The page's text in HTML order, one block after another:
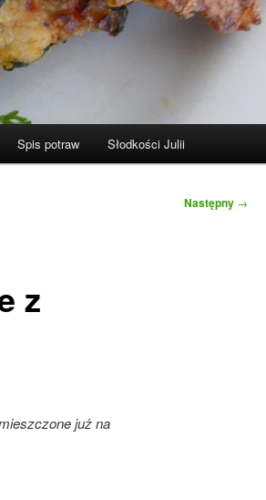
Spis potraw Słodkości Julii
Następny →
z
już na